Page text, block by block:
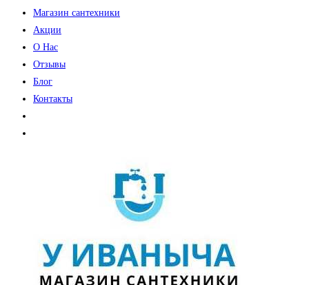
Магазин сантехники
Акции
О Нас
Отзывы
Блог
Контакты